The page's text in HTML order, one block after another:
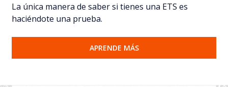
La única manera de saber si tienes una ETS es
haciéndote una prueba.
APRENDE MÁS